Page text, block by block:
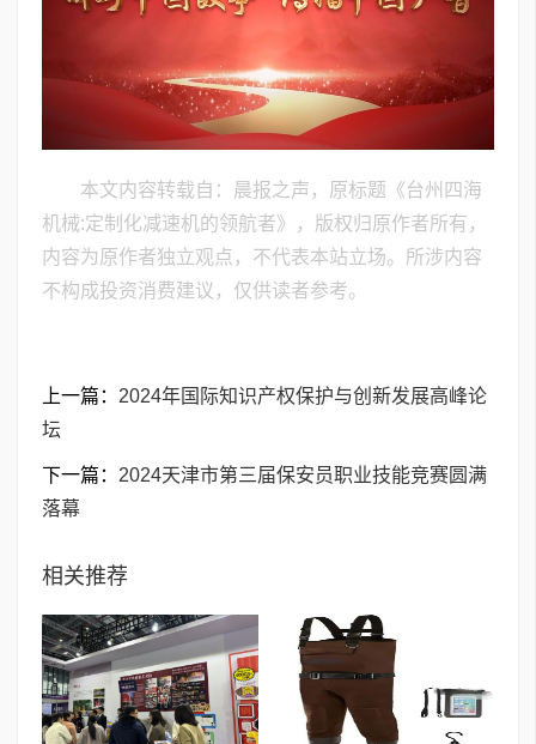
本文内容转载自：晨报之声，原标题《台州四海
机械:定制化减速机的领航者》，版权归原作者所有，
内容为原作者独立观点，不代表本站立场。所涉内容
不构成投资消费建议，仅供读者参考。
上一篇： 2024年国际知识产权保护与创新发展高峰论
坛
下一篇： 2024天津市第三届保安员职业技能竞赛圆满
落幕
相关推荐